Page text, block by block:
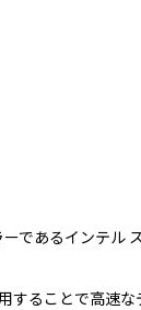
あるインテル
することで高速